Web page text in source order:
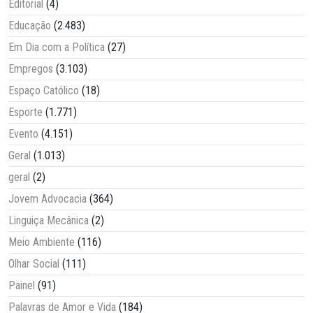
Editorial (4)
Educação (2.483)
Em Dia com a Política (27)
Empregos (3.103)
Espaço Católico (18)
Esporte (1.771)
Evento (4.151)
Geral (1.013)
geral (2)
Jovem Advocacia (364)
Linguiça Mecânica (2)
Meio Ambiente (116)
Olhar Social (111)
Painel (91)
Palavras de Amor e Vida (184)